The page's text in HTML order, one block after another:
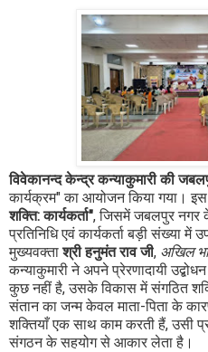
विवेकानन्द केन्द्र कन्याकुमारी की
कार्यक्रम" का आयोजन किया गया। इस
शक्ति: कार्यकर्ता",जिसमें जबलपुर नगर
प्रतिनिधि एवं कार्यकर्ता बड़ी संख्या
मुख्यवक्ता श्री हनुमंत राव जी, अखिल
कन्याकुमारी ने अपने प्रेरणादायी
कुछ नहीं है,उसके विकास में संगठित
संतान का जन्म केवल माता-पिता के
शक्तियाँ एक साथ काम करती हैं,उसी
संगठन के सहयोग से आकार लेता है।